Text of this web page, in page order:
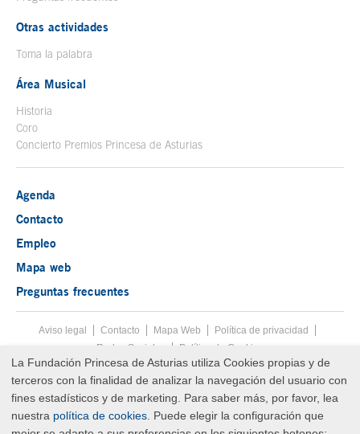
Otras actividades
Toma la palabra
Área Musical
Historia
Coro
Concierto Premios Princesa de Asturias
Agenda
Contacto
Empleo
Mapa web
Preguntas frecuentes
Menú pie
Aviso legal Tecla de acceso 8
Contacto Mapa Web
Política de privacidad
Redes Sociales
Política de Cookies
Fin menú pie
© Copyright Sat Aug 08 14:34:58 UTC 2026 Fundación Princesa de
Asturias
La Fundación Princesa de Asturias utiliza Cookies propias y de
terceros con la finalidad de analizar la navegación del usuario con
fines estadísticos y de marketing. Para saber más, por favor, lea
nuestra política de cookies . Puede elegir la configuración que